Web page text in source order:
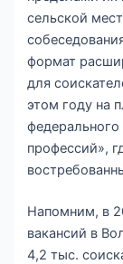
сельской
формат
для
этом году на
профессий»,
Напомним, в
вакансий в
4,2 тыс.